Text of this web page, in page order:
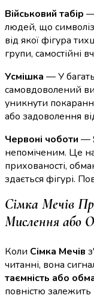
Військовий табір —
людей, що
від якої фігура
групи, самостійні
Усмішка — У
самовдоволений
уникнути
або задоволення
Червоні чоботи —
непоміченим. Це
прихованості,
здається фігурі.
Сімка Мечів
Мислення або
Коли Сімка Мечів
читанні, вона
таємність або
повністю залежить